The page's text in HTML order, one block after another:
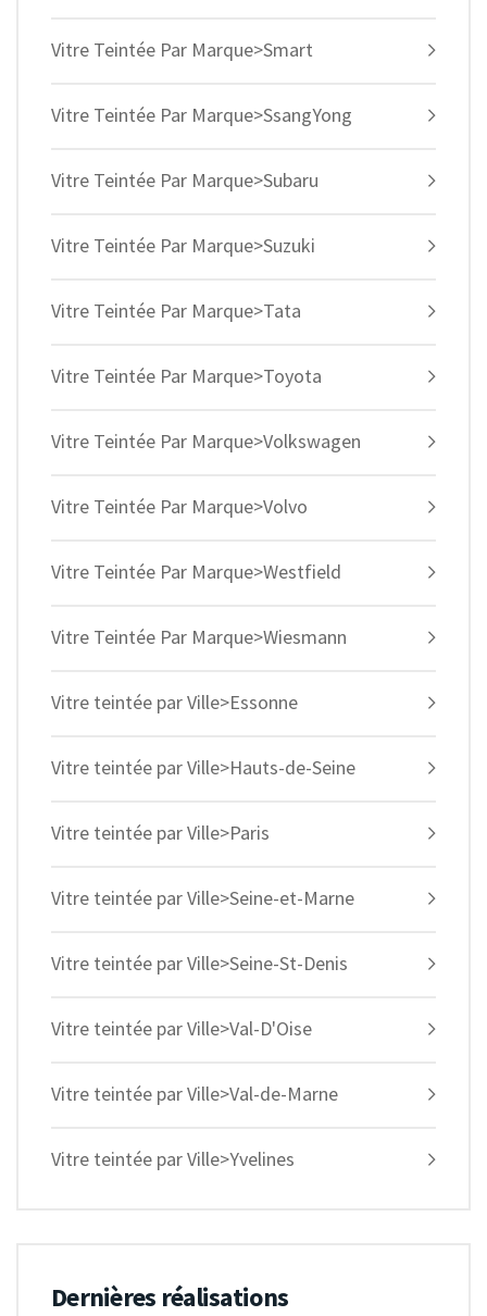
Vitre Teintée Par Marque>Smart
Vitre Teintée Par Marque>SsangYong
Vitre Teintée Par Marque>Subaru
Vitre Teintée Par Marque>Suzuki
Vitre Teintée Par Marque>Tata
Vitre Teintée Par Marque>Toyota
Vitre Teintée Par Marque>Volkswagen
Vitre Teintée Par Marque>Volvo
Vitre Teintée Par Marque>Westfield
Vitre Teintée Par Marque>Wiesmann
Vitre teintée par Ville>Essonne
Vitre teintée par Ville>Hauts-de-Seine
Vitre teintée par Ville>Paris
Vitre teintée par Ville>Seine-et-Marne
Vitre teintée par Ville>Seine-St-Denis
Vitre teintée par Ville>Val-D'Oise
Vitre teintée par Ville>Val-de-Marne
Vitre teintée par Ville>Yvelines
Dernières réalisations